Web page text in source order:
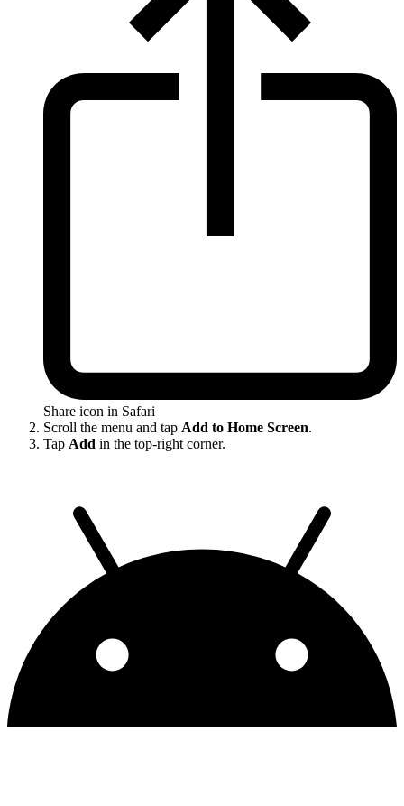
Share icon in Safari
Scroll the menu and tap Add to Home Screen.
Tap Add in the top-right corner.